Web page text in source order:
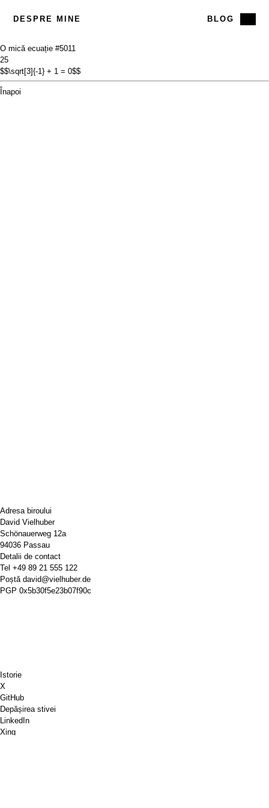
DESPRE MINE BLOG
O mică ecuație #5011
25
$$\sqrt[3]{-1} + 1 = 0$$
Înapoi
Adresa biroului
David Vielhuber
Schönauerweg 12a
94036 Passau
Detalii de contact
Tel +49 89 21 555 122
Poștă david@vielhuber.de
PGP 0x5b30f5e23b07f90c
Istorie
X
GitHub
Depășirea stivei
LinkedIn
Xing